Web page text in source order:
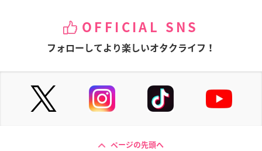
OFFICIAL SNS
フォローしてより楽しいオタクライフ！
ページの先頭へ